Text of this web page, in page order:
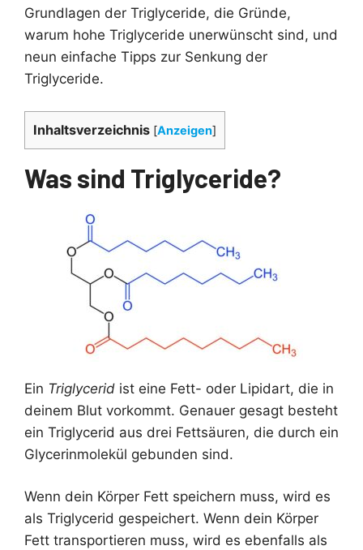
Grundlagen der Triglyceride, die Gründe,
warum hohe Triglyceride unerwünscht sind, und
neun einfache Tipps zur Senkung der
Triglyceride.
Inhaltsverzeichnis [Anzeigen]
Was sind Triglyceride?
Ein Triglycerid ist eine Fett- oder Lipidart, die in
deinem Blut vorkommt. Genauer gesagt besteht
ein Triglycerid aus drei Fettsäuren, die durch ein
Glycerinmolekül gebunden sind.
Wenn dein Körper Fett speichern muss, wird es
als Triglycerid gespeichert. Wenn dein Körper
Fett transportieren muss, wird es ebenfalls als